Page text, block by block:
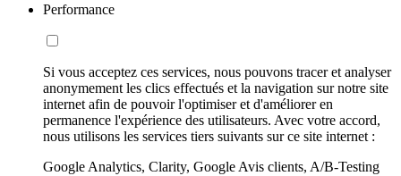
Performance
Si vous acceptez ces services, nous pouvons tracer et analyser
anonymement les clics effectués et la navigation sur notre site
internet afin de pouvoir l'optimiser et d'améliorer en
permanence l'expérience des utilisateurs. Avec votre accord,
nous utilisons les services tiers suivants sur ce site internet :
Google Analytics, Clarity, Google Avis clients, A/B-Testing